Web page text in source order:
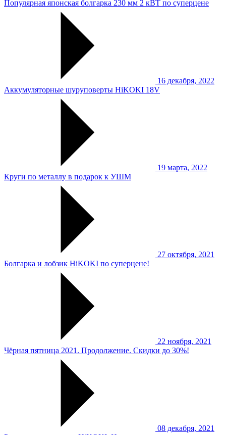
Популярная японская болгарка 230 мм 2 кВТ по суперцене
16 декабря, 2022
Аккумуляторные шуруповерты HiKOKI 18V
19 марта, 2022
Круги по металлу в подарок к УШМ
27 октября, 2021
Болгарка и лобзик HiKOKI по суперцене!
22 ноября, 2021
Чёрная пятница 2021. Продолжение. Скидки до 30%!
08 декабря, 2021